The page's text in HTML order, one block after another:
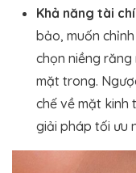
Khả năng tài
bảo, muốn
chọn niềng răng
mặt trong.
chế về mặt kinh
giải pháp tối ưu